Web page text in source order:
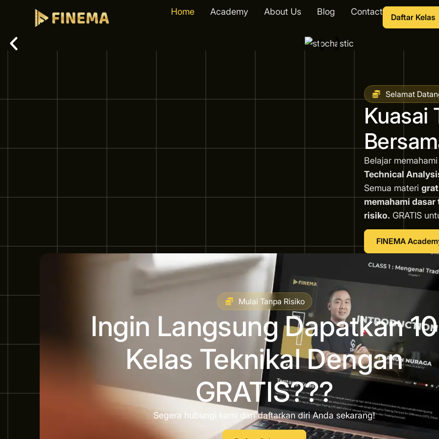
Home Academy About Us Blog Contact
Daftar Kelas
Selamat
Kuasai
Belajar
Technical
Semua materi
memahami
risiko. GRATIS
FINEMA
Mulai Tanpa Risiko
Ingin Langsung Dapatkan 10
Kelas Teknikal Dengan
GRATIS???
Segera hubungi kami dan daftarkan diri Anda sekarang!